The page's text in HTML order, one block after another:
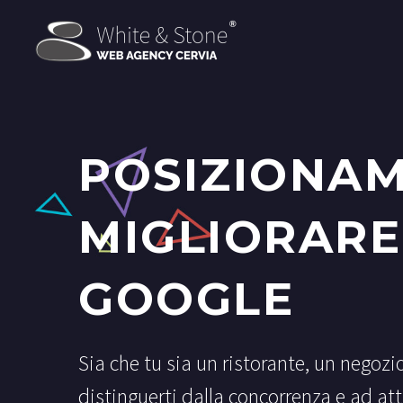
GOOGLE
Sia che tu sia un ristorante, un
distinguerti dalla concorrenza e ad